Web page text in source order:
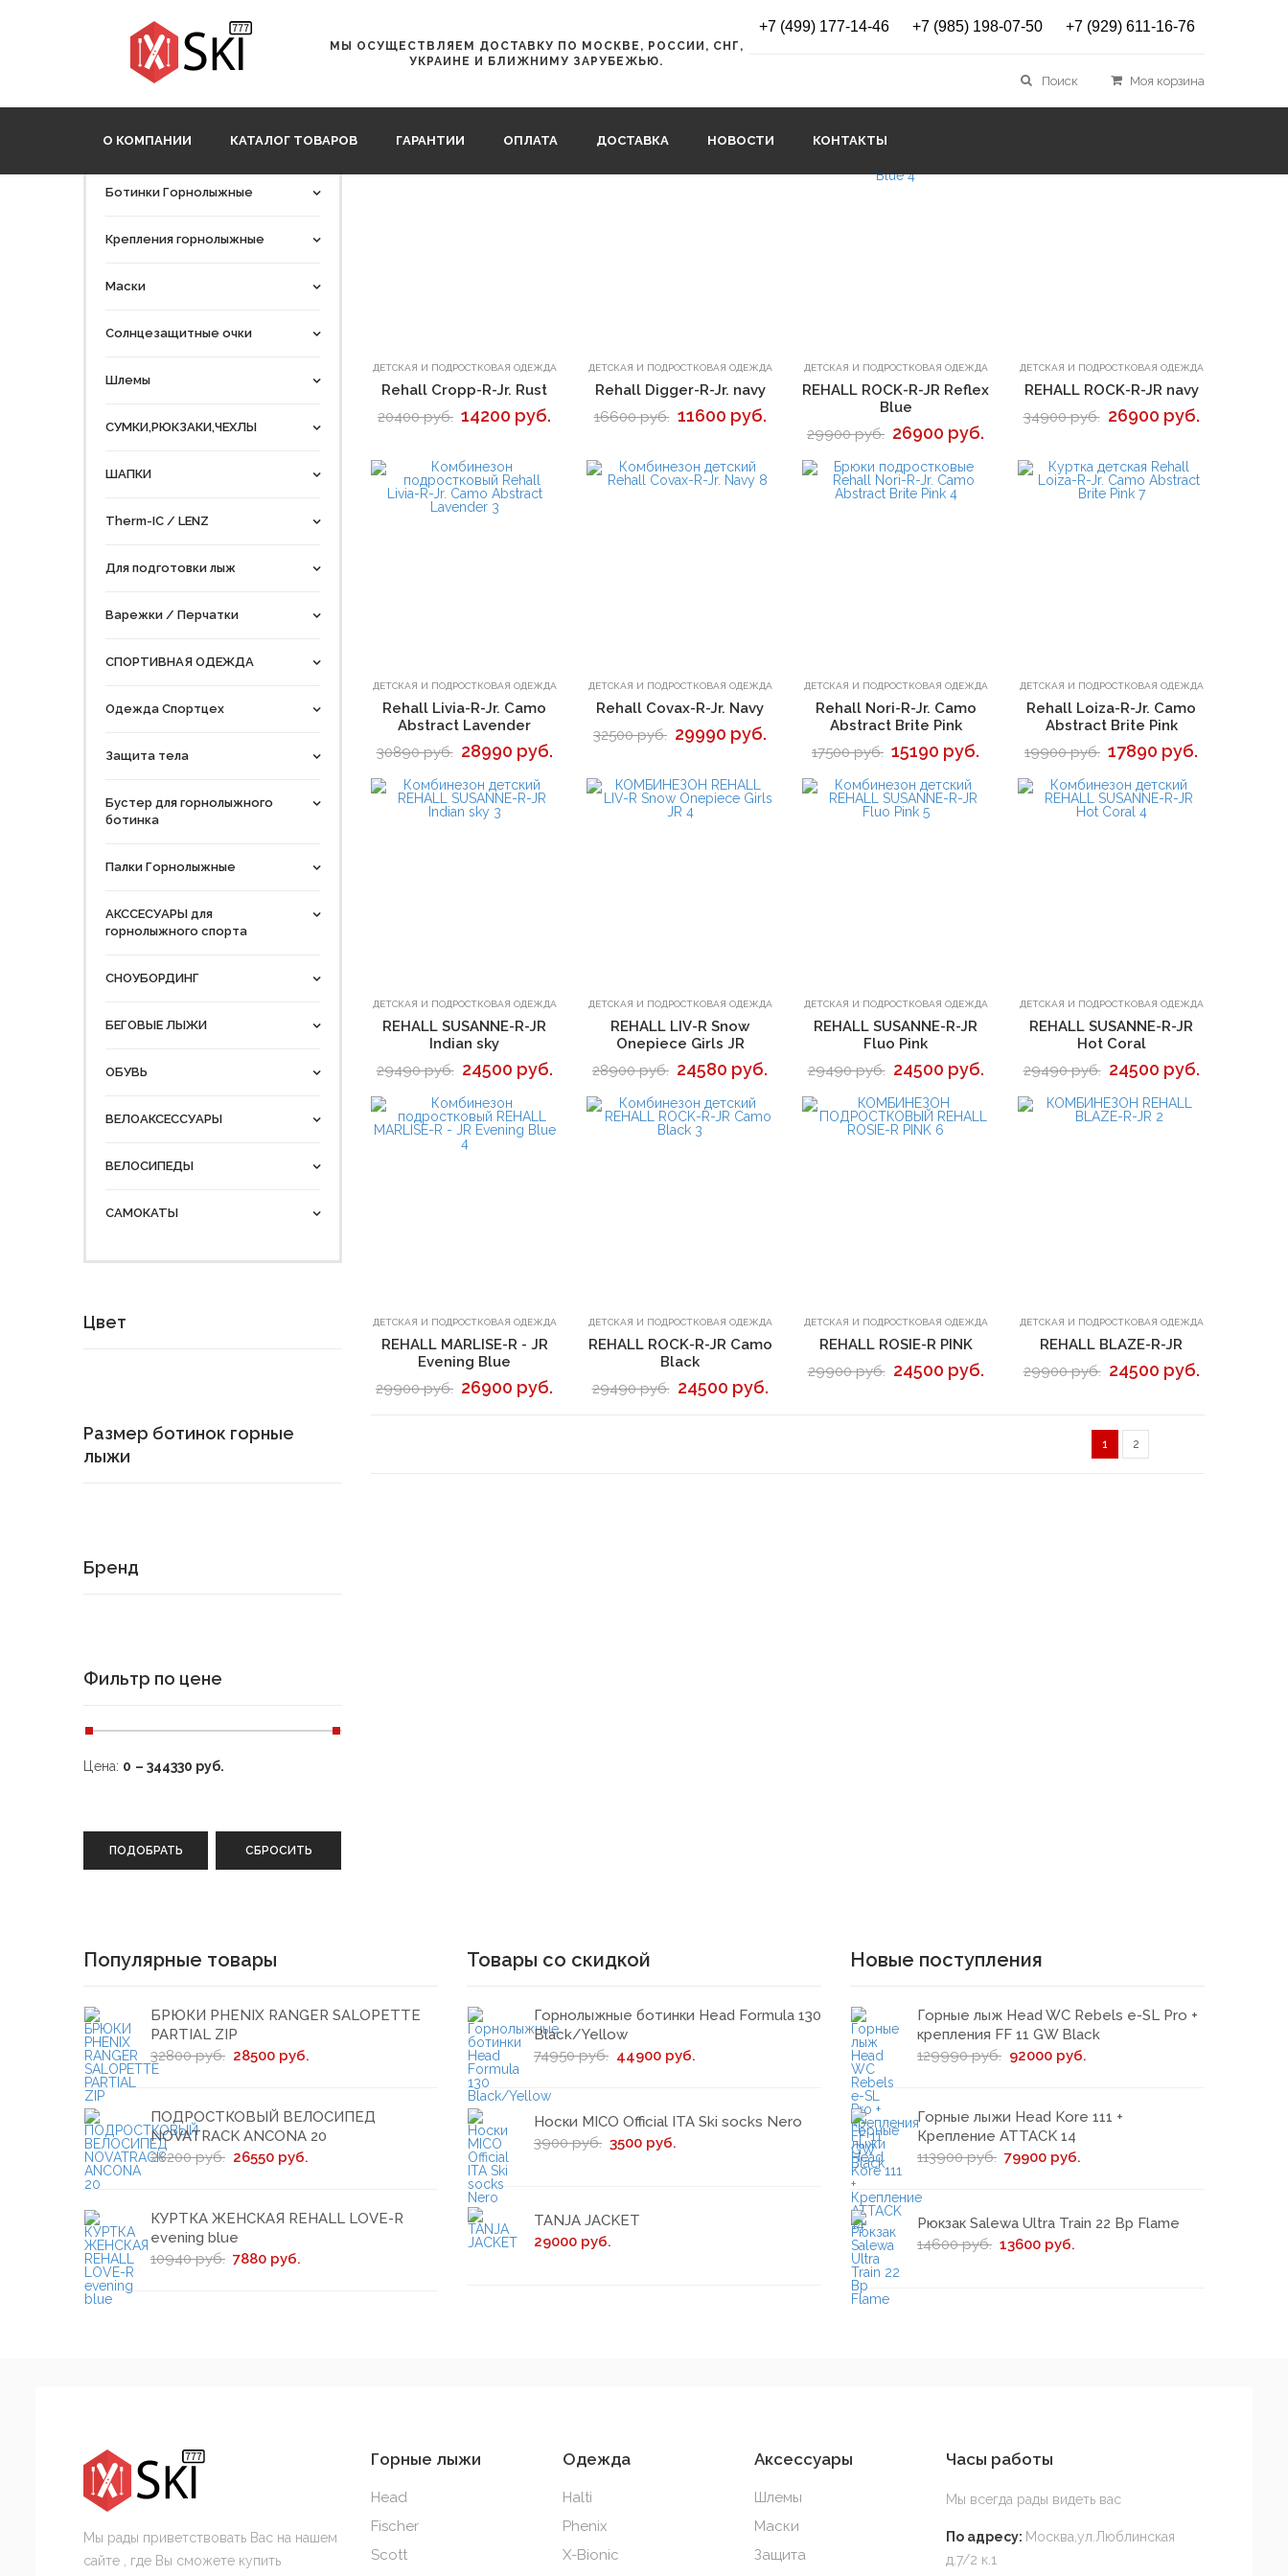
МЫ ОСУЩЕСТВЛЯЕМ ДОСТАВКУ ПО МОСКВЕ, РОССИИ, СНГ,
УКРАИНЕ И БЛИЖНИМУ ЗАРУБЕЖЬЮ.
+7 (499) 177-14-46 +7 (985) 198-07-50 +7 (929) 611-16-76
Поиск Моя корзина
О КОМПАНИИ КАТАЛОГ ТОВАРОВ ГАРАНТИИ ОПЛАТА ДОСТАВКА НОВОСТИ КОНТАКТЫ
Сортировать
В корзину
ДЕТСКАЯ И ПОДРОСТКОВАЯ ОДЕЖДА
Rehall Cropp-R-Jr. Rust
20400 руб. 14200 руб.
В корзину
ДЕТСКАЯ И ПОДРОСТКОВАЯ ОДЕЖДА
Rehall Digger-R-Jr. navy
16600 руб. 11600 руб.
В корзину
ДЕТСКАЯ И ПОДРОСТКОВАЯ ОДЕЖДА
REHALL ROCK-R-JR Reflex
Blue
29900 руб. 26900 руб.
В корзину
ДЕТСКАЯ И ПОДРОСТКОВАЯ ОДЕЖДА
REHALL ROCK-R-JR navy
34900 руб. 26900 руб.
В корзину
ДЕТСКАЯ И ПОДРОСТКОВАЯ ОДЕЖДА
Rehall Livia-R-Jr. Camo
Abstract Lavender
30890 руб. 28990 руб.
В корзину
ДЕТСКАЯ И ПОДРОСТКОВАЯ ОДЕЖДА
Rehall Covax-R-Jr. Navy
32500 руб. 29990 руб.
В корзину
ДЕТСКАЯ И ПОДРОСТКОВАЯ ОДЕЖДА
Rehall Nori-R-Jr. Camo
Abstract Brite Pink
17500 руб. 15190 руб.
В корзину
ДЕТСКАЯ И ПОДРОСТКОВАЯ ОДЕЖДА
Rehall Loiza-R-Jr. Camo
Abstract Brite Pink
19900 руб. 17890 руб.
В корзину
ДЕТСКАЯ И ПОДРОСТКОВАЯ ОДЕЖДА
REHALL SUSANNE-R-JR
Indian sky
29490 руб. 24500 руб.
В корзину
ДЕТСКАЯ И ПОДРОСТКОВАЯ ОДЕЖДА
REHALL LIV-R Snow
Onepiece Girls JR
28900 руб. 24580 руб.
В корзину
ДЕТСКАЯ И ПОДРОСТКОВАЯ ОДЕЖДА
REHALL SUSANNE-R-JR
Fluo Pink
29490 руб. 24500 руб.
В корзину
ДЕТСКАЯ И ПОДРОСТКОВАЯ ОДЕЖДА
REHALL SUSANNE-R-JR
Hot Coral
29490 руб. 24500 руб.
В корзину
ДЕТСКАЯ И ПОДРОСТКОВАЯ ОДЕЖДА
REHALL MARLISE-R - JR
Evening Blue
29900 руб. 26900 руб.
В корзину
ДЕТСКАЯ И ПОДРОСТКОВАЯ ОДЕЖДА
REHALL ROCK-R-JR Camo
Black
29490 руб. 24500 руб.
В корзину
ДЕТСКАЯ И ПОДРОСТКОВАЯ ОДЕЖДА
REHALL ROSIE-R PINK
29900 руб. 24500 руб.
В корзину
ДЕТСКАЯ И ПОДРОСТКОВАЯ ОДЕЖДА
REHALL BLAZE-R-JR
29900 руб. 24500 руб.
1 2
ГОРНЫЕ ЛЫЖИ
Ботинки Горнолыжные
Крепления горнолыжные
Маски
Солнцезащитные очки
Шлемы
СУМКИ,РЮКЗАКИ,ЧЕХЛЫ
ШАПКИ
Therm-IC / LENZ
Для подготовки лыж
Варежки / Перчатки
СПОРТИВНАЯ ОДЕЖДА
Одежда Спортцех
Защита тела
Бустер для горнолыжного
ботинка
Палки Горнолыжные
АКССЕСУАРЫ для
горнолыжного спорта
СНОУБОРДИНГ
БЕГОВЫЕ ЛЫЖИ
ОБУВЬ
ВЕЛОАКСЕССУАРЫ
ВЕЛОСИПЕДЫ
САМОКАТЫ
Цвет
Размер ботинок горные
лыжи
Бренд
Фильтр по цене
Цена: 0 – 344330 руб.
ПОДОБРАТЬ СБРОСИТЬ
Популярные товары
БРЮКИ PHENIX RANGER SALOPETTE
PARTIAL ZIP
32800 руб. 28500 руб.
ПОДРОСТКОВЫЙ ВЕЛОСИПЕД
NOVATRACK ANCONA 20
28200 руб. 26550 руб.
КУРТКА ЖЕНСКАЯ REHALL LOVE-R
evening blue
10940 руб. 7880 руб.
Товары со скидкой
Горнолыжные ботинки Head Formula 130
Black/Yellow
74950 руб. 44900 руб.
Носки MICO Official ITA Ski socks Nero
3900 руб. 3500 руб.
TANJA JACKET
29000 руб.
Новые поступления
Горные лыж Head WC Rebels e-SL Pro +
крепления FF 11 GW Black
129990 руб. 92000 руб.
Горные лыжи Head Kore 111 +
Крепление ATTACK 14
113900 руб. 79900 руб.
Рюкзак Salewa Ultra Train 22 Bp Flame
14600 руб. 13600 руб.
Мы рады приветствовать Вас на нашем
сайте , где Вы сможете купить
Горные лыжи
Head
Fischer
Scott
Одежда
Halti
Phenix
X-Bionic
Аксессуары
Шлемы
Маски
Защита
Часы работы
Мы всегда рады видеть вас
По адресу: Москва,ул.Люблинская
д.7/2 к.1